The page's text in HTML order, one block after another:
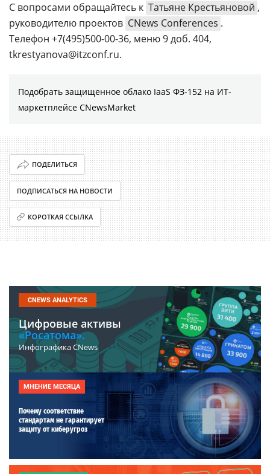
С вопросами обращайтесь к Татьяне Крестьяновой ,
руководителю проектов CNews Conferences .
Телефон +7(495)500-00-36, меню 9 доб. 404,
tkrestyanova@itzconf.ru.
Подобрать защищенное облако IaaS ФЗ-152 на ИТ-
маркетплейсе CNewsMarket
ПОДЕЛИТЬСЯ
ПОДПИСАТЬСЯ НА НОВОСТИ
КОРОТКАЯ ССЫЛКА
CNEWS ANALYTICS
Цифровые активы
«Росатома».
Инфографика CNews
МНЕНИЕ МЕСЯЦА
Почему соответствие
стандартам не гарантирует
защиту от киберугроз